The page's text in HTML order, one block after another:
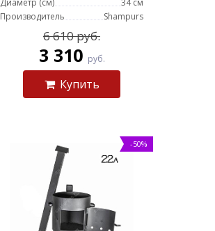
Диаметр (см)
34 см
Производитель
Shampurs
6 610 руб.
3 310 руб.
Купить
-50%